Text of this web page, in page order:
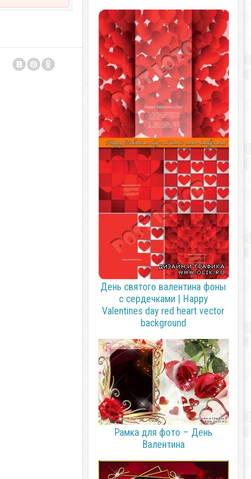
День святого валентина фоны
с сердечками | Happy
Valentines day red heart vector
background
Рамка для фото – День
Валентина